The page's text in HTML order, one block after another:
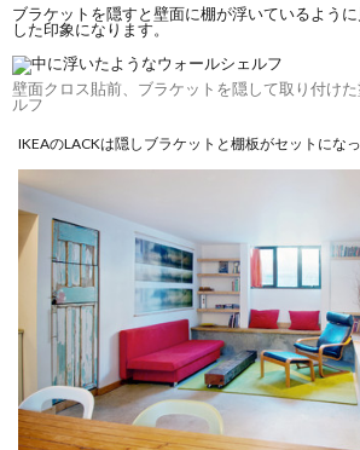
ブラケットを隠すと壁面に棚が浮いているよう
した印象になります。
壁面クロス貼前、ブラケットを隠して取り付け
ルフ
IKEAのLACKは隠しブラケットと棚板がセットになっ